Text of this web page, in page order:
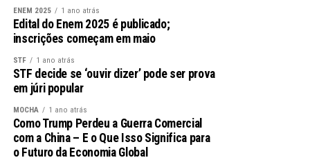
O Papel das Farmácias
Além de fornecer medicamentos, as farmácias que
participam do programa desempenham um papel social
fundamental. Elas são responsáveis por informar os
consumidores sobre o uso adequado dos medicamentos
e orientá-los sobre a importância da adesão aos
tratamentos prescritos. Essa abordagem educacional é
vital para a promoção da saúde pública.
ENEM 2025 1 ano atrás
Edital do Enem 2025 é publicado;
inscrições começam em maio
STF 1 ano atrás
STF decide se ‘ouvir dizer’ pode ser prova
em júri popular
MOCHA 1 ano atrás
Como Trump Perdeu a Guerra Comercial
com a China – E o Que Isso Significa para
o Futuro da Economia Global